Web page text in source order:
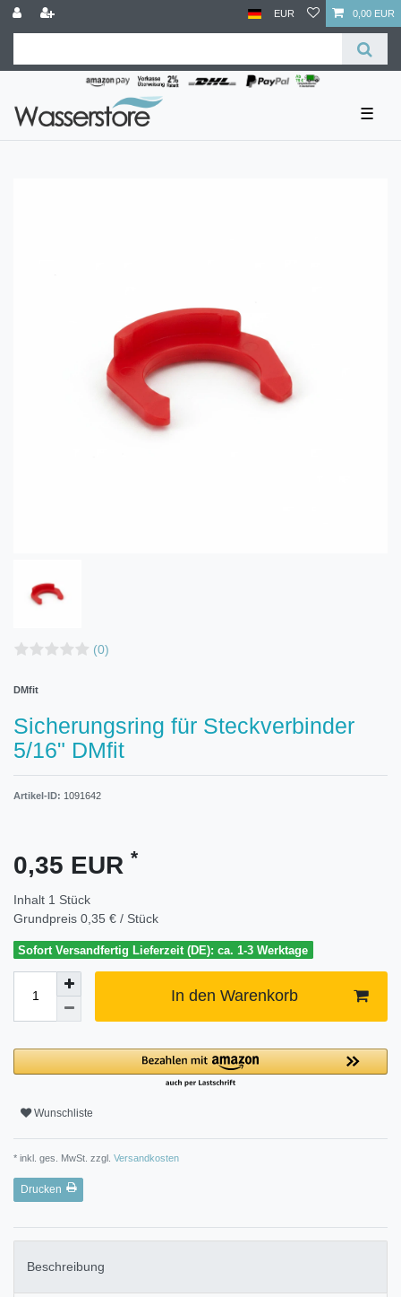
EUR 0,00 EUR
☰
(0)
DMfit
Sicherungsring für Steckverbinder
5/16" DMfit
Artikel-ID: 1091642
0,35 EUR *
Inhalt 1 Stück
Grundpreis 0,35 € / Stück
Sofort Versandfertig Lieferzeit (DE): ca. 1-3 Werktage
In den Warenkorb
Wunschliste
* inkl. ges. MwSt. zzgl. Versandkosten
Drucken
Beschreibung